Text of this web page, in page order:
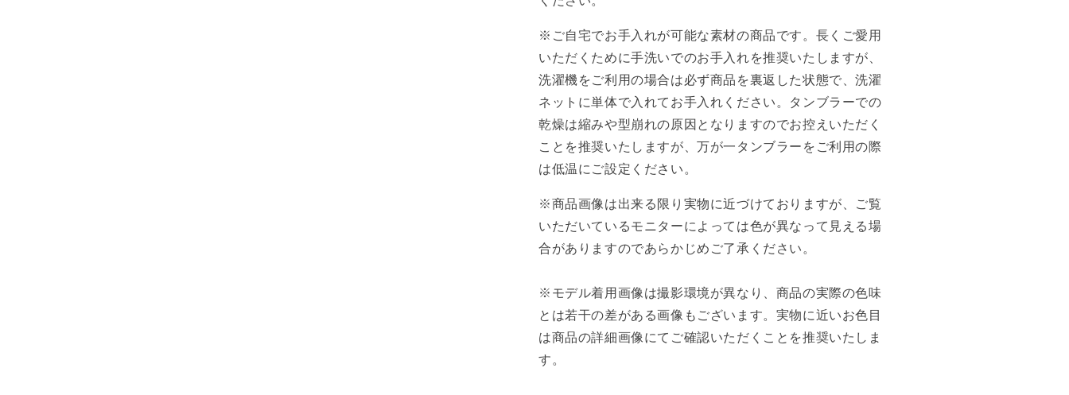
※ご自宅でお手入れが可能な素材の商品です。長くご愛用
いただくために手洗いでのお手入れを推奨いたしますが、
洗濯機をご利用の場合は必ず商品を裏返した状態で、洗濯
ネットに単体で入れてお手入れください。タンブラーでの
乾燥は縮みや型崩れの原因となりますのでお控えいただく
ことを推奨いたしますが、万が一タンブラーをご利用の際
は低温にご設定ください。
※商品画像は出来る限り実物に近づけておりますが、ご覧
いただいているモニターによっては色が異なって見える場
合がありますのであらかじめご了承ください。
※モデル着用画像は撮影環境が異なり、商品の実際の色味
とは若干の差がある画像もございます。実物に近いお色目
は商品の詳細画像にてご確認いただくことを推奨いたしま
す。